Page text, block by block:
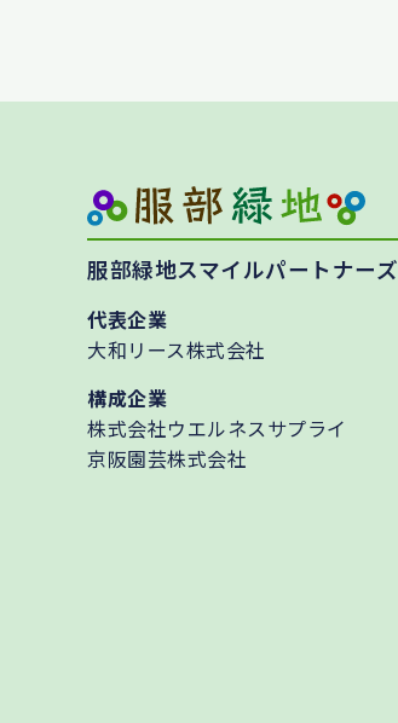
服部緑地スマイルパートナーズ
代表企業
大和リース株式会社
構成企業
株式会社ウエルネスサプライ
京阪園芸株式会社